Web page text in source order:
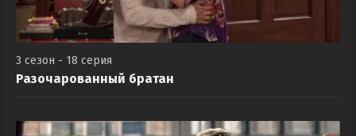
3 сезон - 18 серия
Разочарованный братан